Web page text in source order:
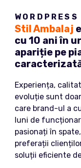
WORDPRESS
Stil Ambalaj
cu 10 ani în
apariție pe
Experiența,
evoluție sunt
care brand-ul a
luni de
pasionați în
preferații
soluții eficiente